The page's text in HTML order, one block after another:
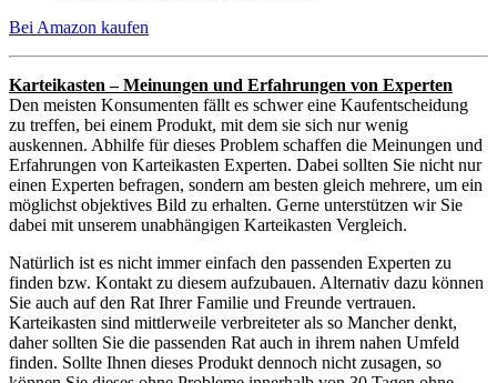
Bei Amazon kaufen
Karteikasten – Meinungen und Erfahrungen von Experten
Den meisten Konsumenten fällt es schwer eine Kaufentscheidung
zu treffen, bei einem Produkt, mit dem sie sich nur wenig
auskennen. Abhilfe für dieses Problem schaffen die Meinungen und
Erfahrungen von Karteikasten Experten. Dabei sollten Sie nicht nur
einen Experten befragen, sondern am besten gleich mehrere, um ein
möglichst objektives Bild zu erhalten. Gerne unterstützen wir Sie
dabei mit unserem unabhängigen Karteikasten Vergleich.
Natürlich ist es nicht immer einfach den passenden Experten zu
finden bzw. Kontakt zu diesem aufzubauen. Alternativ dazu können
Sie auch auf den Rat Ihrer Familie und Freunde vertrauen.
Karteikasten sind mittlerweile verbreiteter als so Mancher denkt,
daher sollten Sie die passenden Rat auch in ihrem nahen Umfeld
finden. Sollte Ihnen dieses Produkt dennoch nicht zusagen, so